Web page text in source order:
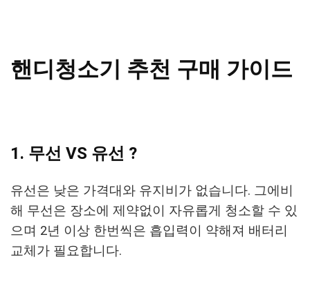
핸디청소기 추천 구매 가이드
1. 무선 VS 유선 ?
유선은 낮은 가격대와 유지비가 없습니다. 그에비
해 무선은 장소에 제약없이 자유롭게 청소할 수 있
으며 2년 이상 한번씩은 흡입력이 약해져 배터리
교체가 필요합니다.